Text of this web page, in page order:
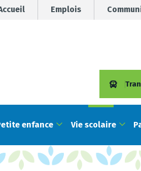
Emplois
enfance Vie scolaire